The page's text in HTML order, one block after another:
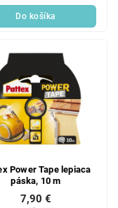
Do košíka
Power Tape lepiaca
páska, 10 m
7,90 €